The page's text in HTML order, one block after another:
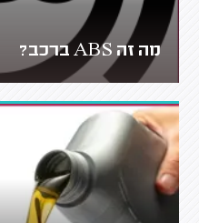
מה זה ABS ברכב?